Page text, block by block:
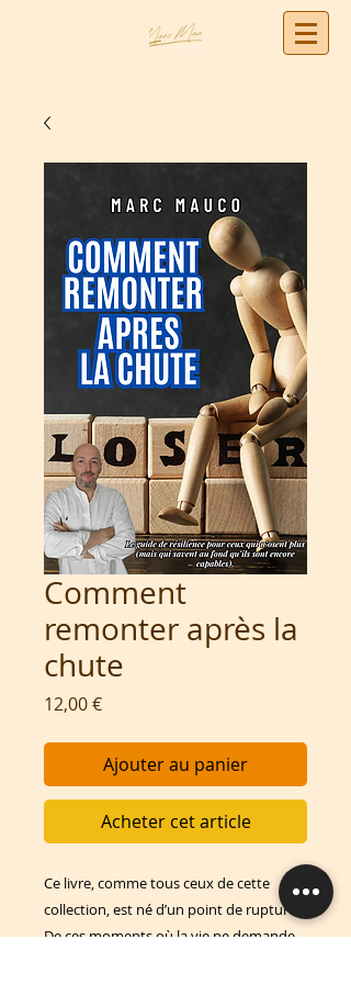
Comment
remonter après la
chute
12,00 €Prix
Ajouter au panier
Acheter cet article
Ce livre, comme tous ceux de cette
collection, est né d’un point de rupture.
De ces moments où la vie ne demande